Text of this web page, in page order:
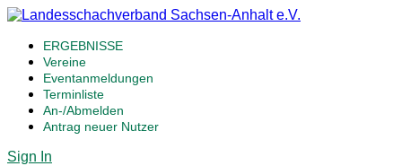
ERGEBNISSE
Vereine
Eventanmeldungen
Terminliste
An-/Abmelden
Antrag neuer Nutzer
Sign In